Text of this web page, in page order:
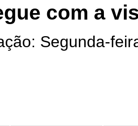
com a
Segunda-